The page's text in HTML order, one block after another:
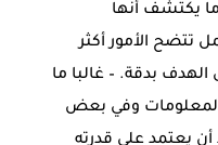
يكتشف أنها
تتضح الأمور أكثر
الهدف بدقة. – غالبا ما
وفي بعض
أن يعتمد على قدرته